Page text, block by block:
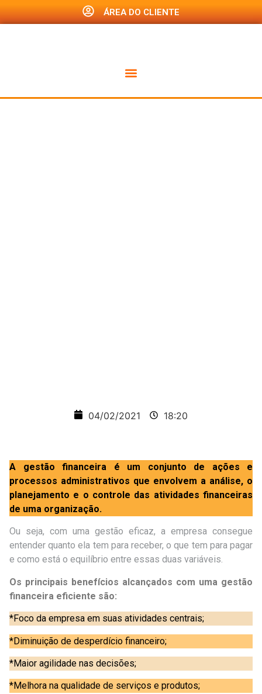
ÁREA DO CLIENTE
04/02/2021 18:20
A gestão financeira é um conjunto de ações e
processos administrativos que envolvem a análise, o
planejamento e o controle das atividades financeiras
de uma organização.
Ou seja, com uma gestão eficaz, a empresa consegue
entender quanto ela tem para receber, o que tem para pagar
e como está o equilíbrio entre essas duas variáveis.
Os principais benefícios alcançados com uma gestão
financeira eficiente são:
*Foco da empresa em suas atividades centrais;
*Diminuição de desperdício financeiro;
*Maior agilidade nas decisões;
*Melhora na qualidade de serviços e produtos;